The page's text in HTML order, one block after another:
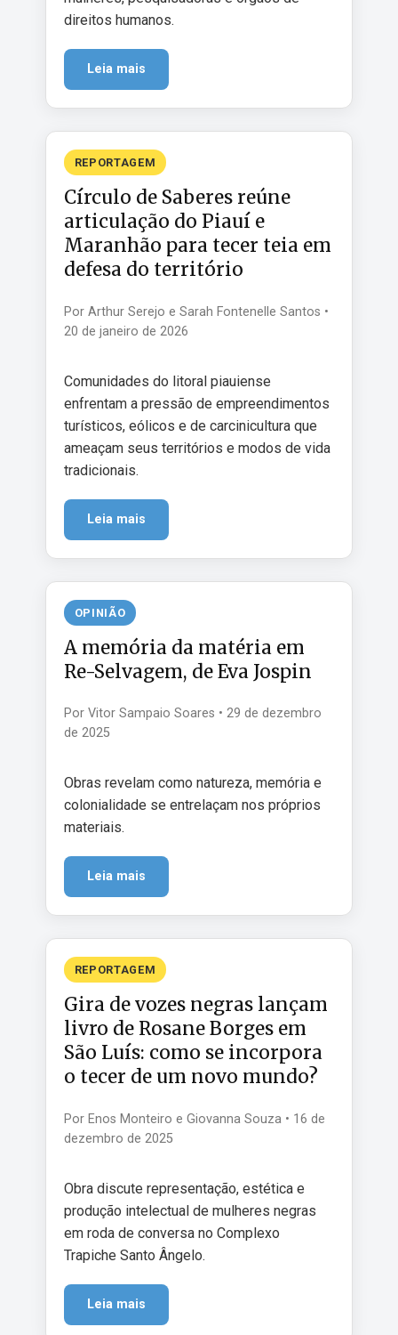
direitos humanos.
Leia mais
REPORTAGEM
Círculo de Saberes reúne
articulação do Piauí e
Maranhão para tecer teia em
defesa do território
Por Arthur Serejo e Sarah Fontenelle Santos •
20 de janeiro de 2026
Comunidades do litoral piauiense
enfrentam a pressão de empreendimentos
turísticos, eólicos e de carcinicultura que
ameaçam seus territórios e modos de vida
tradicionais.
Leia mais
OPINIÃO
A memória da matéria em
Re-Selvagem, de Eva Jospin
Por Vitor Sampaio Soares • 29 de dezembro
de 2025
Obras revelam como natureza, memória e
colonialidade se entrelaçam nos próprios
materiais.
Leia mais
REPORTAGEM
Gira de vozes negras lançam
livro de Rosane Borges em
São Luís: como se incorpora
o tecer de um novo mundo?
Por Enos Monteiro e Giovanna Souza • 16 de
dezembro de 2025
Obra discute representação, estética e
produção intelectual de mulheres negras
em roda de conversa no Complexo
Trapiche Santo Ângelo.
Leia mais